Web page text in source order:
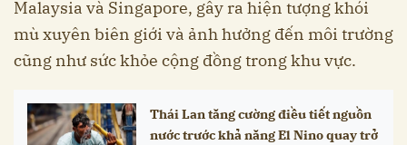
Malaysia và Singapore, gây ra hiện tượng khói
mù xuyên biên giới và ảnh hưởng đến môi trường
cũng như sức khỏe cộng đồng trong khu vực.
Thái Lan tăng cường điều tiết nguồn
nước trước khả năng El Nino quay trở